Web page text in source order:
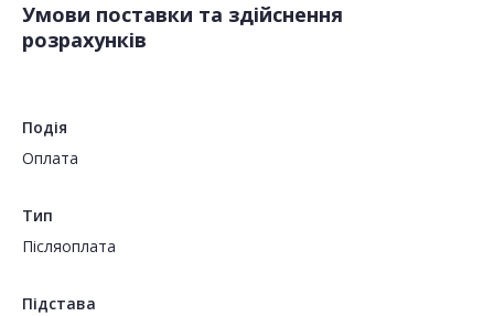
Умови поставки та здійснення
розрахунків
Подія
Оплата
Тип
Пiсляоплата
Підстава